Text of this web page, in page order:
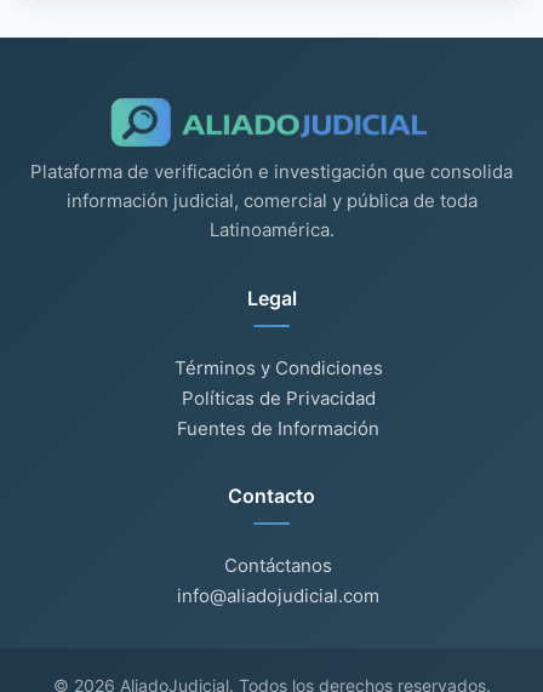
Plataforma de verificación e investigación que consolida
información judicial, comercial y pública de toda
Latinoamérica.
Legal
Términos y Condiciones
Políticas de Privacidad
Fuentes de Información
Contacto
Contáctanos
info@aliadojudicial.com
© 2026 AliadoJudicial. Todos los derechos reservados.